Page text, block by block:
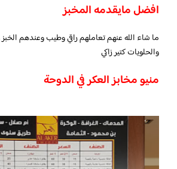
افضل مايقدمه المخبز
ما شاء الله عنهم تعاملهم راقي وطيب وعندهم
والحلويات كتير زاكي
منيو مخابز العكر في الدوحة